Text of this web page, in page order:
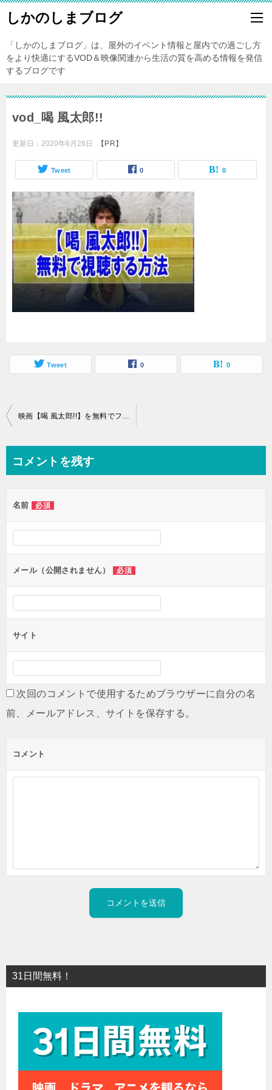
しかのしまブログ
「しかのしまブログ」は、屋外のイベント情報と屋内での過ごし方
をより快適にするVOD＆映像関連から生活の質を高める情報を発信
するブログです
vod_喝 風太郎!!
更新日： 2020年6月26日 【PR】
Tweet 0 0
Tweet 0 0
投
ビ
ー
シ
ン
映画【喝 風太郎!!】を無料でフル動画視聴する方法はU-NEXT一択！
コメントを残す
名前 必須
メール（公開されません） 必須
サイト
次回のコメントで使用するためブラウザーに自分の名
前、メールアドレス、サイトを保存する。
コメント
31日間無料！